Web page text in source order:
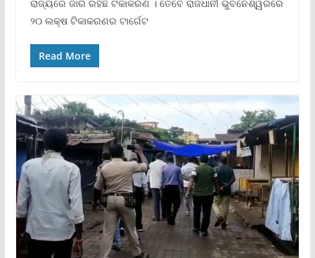
ରାଜ୍ୟରେ ଜାରି ରହିଛି ଟିକାକରଣ । ତେବେ ରାଜଧାନୀ ଭୁବନେଶ୍ୱରରେ
୨୦ ଲକ୍ଷ ଟିକାକରଣର ଟାର୍ଗେଟ
Read More